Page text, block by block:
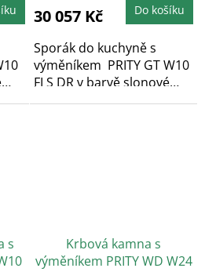
30 057 Kč Do košíku
Sporák do kuchyně s
výměníkem PRITY GT W10
FI S DR v barvě slonové
kosti s...
s
Krbová kamna s
výměníkem PRITY WD W24